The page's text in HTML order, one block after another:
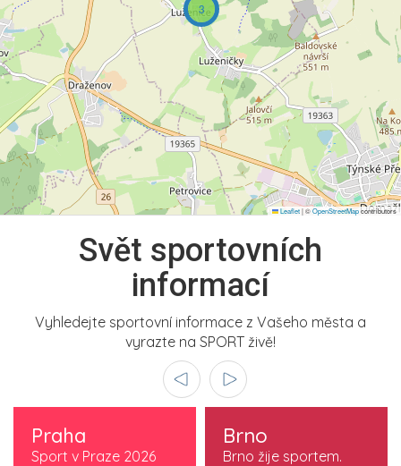
3
Leaflet|©OpenStreetMapcontributors
Svět sportovních
informací
Vyhledejte sportovní informace z Vašeho města a
vyrazte na SPORT živě!
Praha
Sport v Praze 2026
Brno
Brno žije sportem.